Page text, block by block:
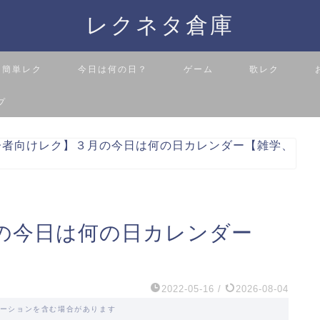
レクネタ倉庫
簡単レク 今日は何の日？ ゲーム 歌レク
向けレク】３月の今日は何の日カレンダー【雑学、
今日は何の日カレンダー
2022-05-16 / 2026-08-04
ションを含む場合があります